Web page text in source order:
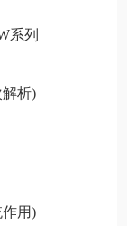
系列
析)
用)